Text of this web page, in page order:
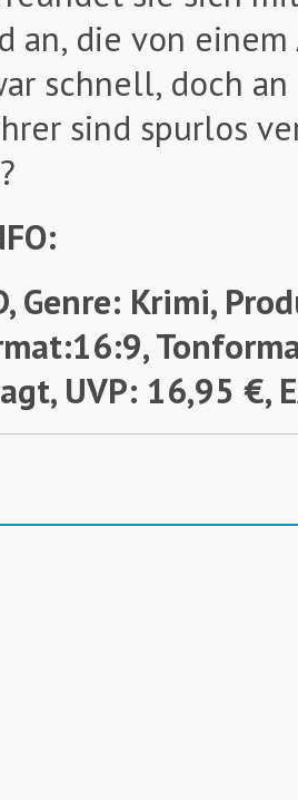
an, die von
schnell, doch
sind spurlos
Genre: Krimi,
UVP: 16,95 €,